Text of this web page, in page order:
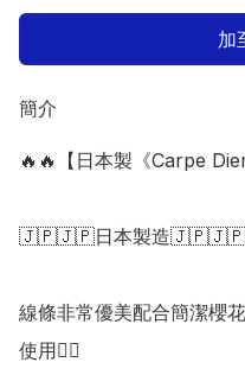
加
簡介
🔥🔥【日本製《Carpe
🇯🇵🇯🇵日本製造🇯🇵🇯🇵
線條非常優美配合簡潔櫻
使用👍🏻